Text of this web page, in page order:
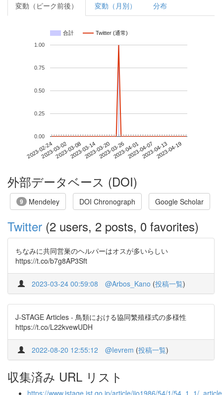
変動（ピーク前後） 変動（月別） 分布
合計 Twitter (通常)
2023-02-242023-03-022023-03-082023-03-142023-03-202023-03-262023-04-012023-04-072023-04-132023-04-19
0.00
0.25
0.50
0.75
1.00
外部データベース (DOI)
9 Mendeley DOI Chronograph Google Scholar
Twitter (2 users, 2 posts, 0 favorites)
ちなみに共同営巣のヘルパーはオスが多いらしい
https://t.co/b7g8AP3Sft
2023-03-24 00:59:08 @Arbos_Kano (投稿一覧)
J-STAGE Articles - 鳥類における協同繁殖様式の多様性
https://t.co/L22kvewUDH
2022-08-20 12:55:12 @Ievrem (投稿一覧)
収集済み URL リスト
https://www.jstage.jst.go.jp/article/jjo1986/54/1/54_1_1/